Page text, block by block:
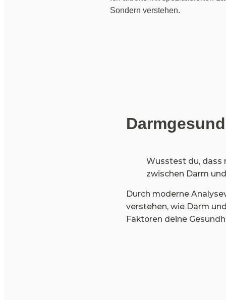
Sondern verstehen.
Wusstest du, dass
zwischen Darm
Durch moderne
verstehen, wie Darm
Faktoren deine